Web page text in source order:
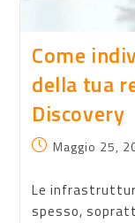
Come
della tua
Discovery
Maggio 25,
Le
spesso,